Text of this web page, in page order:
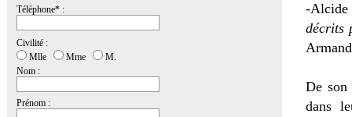
Téléphone* :
Civilité :
Mlle
Mme
M.
Nom :
Prénom :
-
décrits
De son
dans